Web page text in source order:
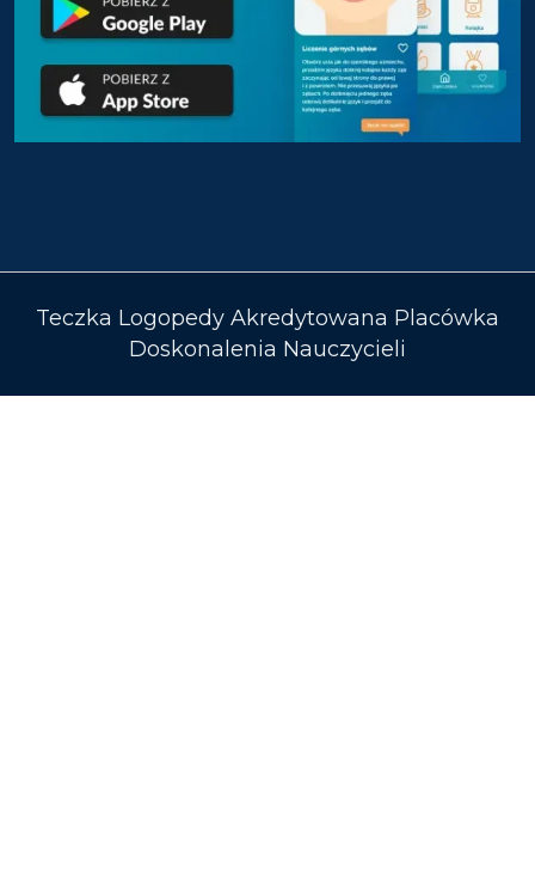
Teczka Logopedy Akredytowana Placówka
Doskonalenia Nauczycieli